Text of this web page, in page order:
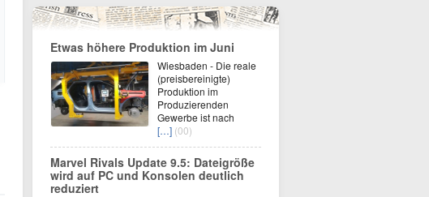
Etwas höhere Produktion im Juni
Wiesbaden - Die reale
(preisbereinigte)
Produktion im
Produzierenden
Gewerbe ist nach
[…] (00)
Marvel Rivals Update 9.5: Dateigröße
wird auf PC und Konsolen deutlich
reduziert